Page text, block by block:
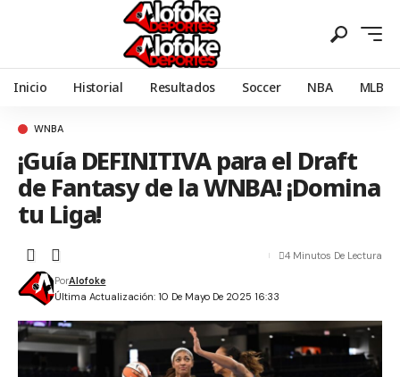
Inicio Historial Resultados Soccer NBA MLB
WNBA
¡Guía DEFINITIVA para el Draft
de Fantasy de la WNBA! ¡Domina
tu Liga!
Última Actualización: 10 De Mayo De 2025 16:33
PorAlofoke
4 Minutos De Lectura